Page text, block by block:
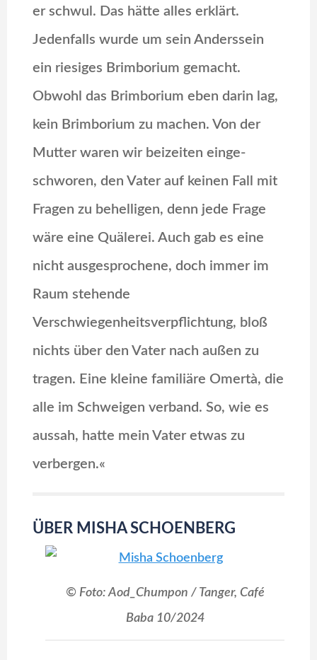
er schwul. Das hätte alles erklärt.
Jedenfalls wurde um sein Anderssein
ein riesiges Brimborium gemacht.
Obwohl das Brimborium eben darin lag,
kein Brimborium zu machen. Von der
Mutter waren wir beizeiten einge­
schworen, den Vater auf keinen Fall mit
Fragen zu behelligen, denn jede Frage
wäre eine Quälerei. Auch gab es eine
nicht ausgesprochene, doch immer im
Raum stehende
Verschwiegenheitsverpflichtung, bloß
nichts über den Vater nach außen zu
tragen. Eine kleine familiäre Omertà, die
alle im Schweigen verband. So, wie es
aussah, hatte mein Vater etwas zu
verbergen.«
ÜBER MISHA SCHOENBERG
© Foto: Aod_Chumpon / Tanger, Café
Baba 10/2024